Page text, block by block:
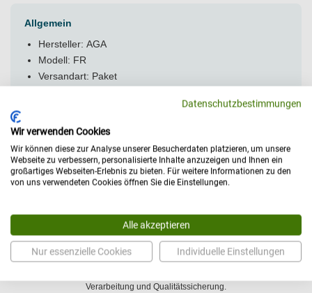
Allgemein
Hersteller: AGA
Modell: FR
Versandart: Paket
Hergestellt in Deutschland
Der Begriff als Symbol für hochwertige
Qualitätsprodukte. Erfindergeist, Ingenieurwesen,
Verarbeitung und Qualitätssicherung.
Datenschutzbestimmungen
Wir verwenden Cookies
Wir können diese zur Analyse unserer Besucherdaten platzieren, um unsere
Webseite zu verbessern, personalisierte Inhalte anzuzeigen und Ihnen ein
großartiges Webseiten-Erlebnis zu bieten. Für weitere Informationen zu den
von uns verwendeten Cookies öffnen Sie die Einstellungen.
Alle akzeptieren
Nur essenzielle Cookies Individuelle Einstellungen